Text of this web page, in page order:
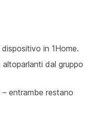
in 1Home.
altoparlanti dal gruppo
– entrambe restano